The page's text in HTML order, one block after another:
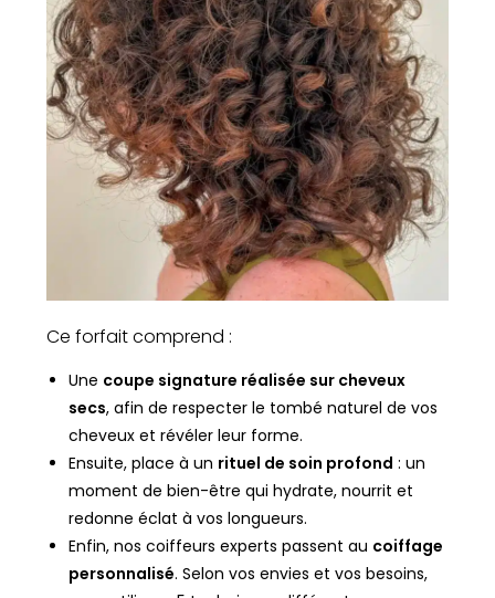
Ce forfait comprend :
Une coupe signature réalisée sur cheveux
secs, afin de respecter le tombé naturel de vos
cheveux et révéler leur forme.
Ensuite, place à un rituel de soin profond : un
moment de bien-être qui hydrate, nourrit et
redonne éclat à vos longueurs.
Enfin, nos coiffeurs experts passent au coiffage
personnalisé. Selon vos envies et vos besoins,